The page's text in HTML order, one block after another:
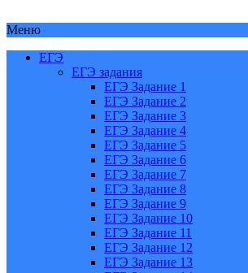
Меню
ЕГЭ
ЕГЭ задания
ЕГЭ Задание 1
ЕГЭ Задание 2
ЕГЭ Задание 3
ЕГЭ Задание 4
ЕГЭ Задание 5
ЕГЭ Задание 6
ЕГЭ Задание 7
ЕГЭ Задание 8
ЕГЭ Задание 9
ЕГЭ Задание 10
ЕГЭ Задание 11
ЕГЭ Задание 12
ЕГЭ Задание 13